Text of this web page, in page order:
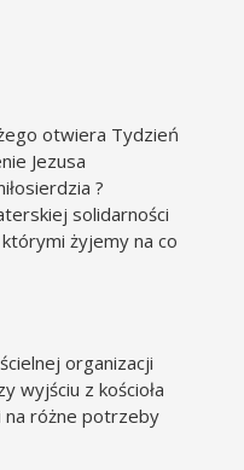
otwiera Tydzień
Jezusa
?
solidarności
żyjemy na co
organizacji
wyjściu z kościoła
na różne potrzeby